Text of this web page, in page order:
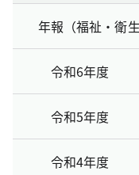
年報（福祉・衛
令和6年度
令和5年度
令和4年度